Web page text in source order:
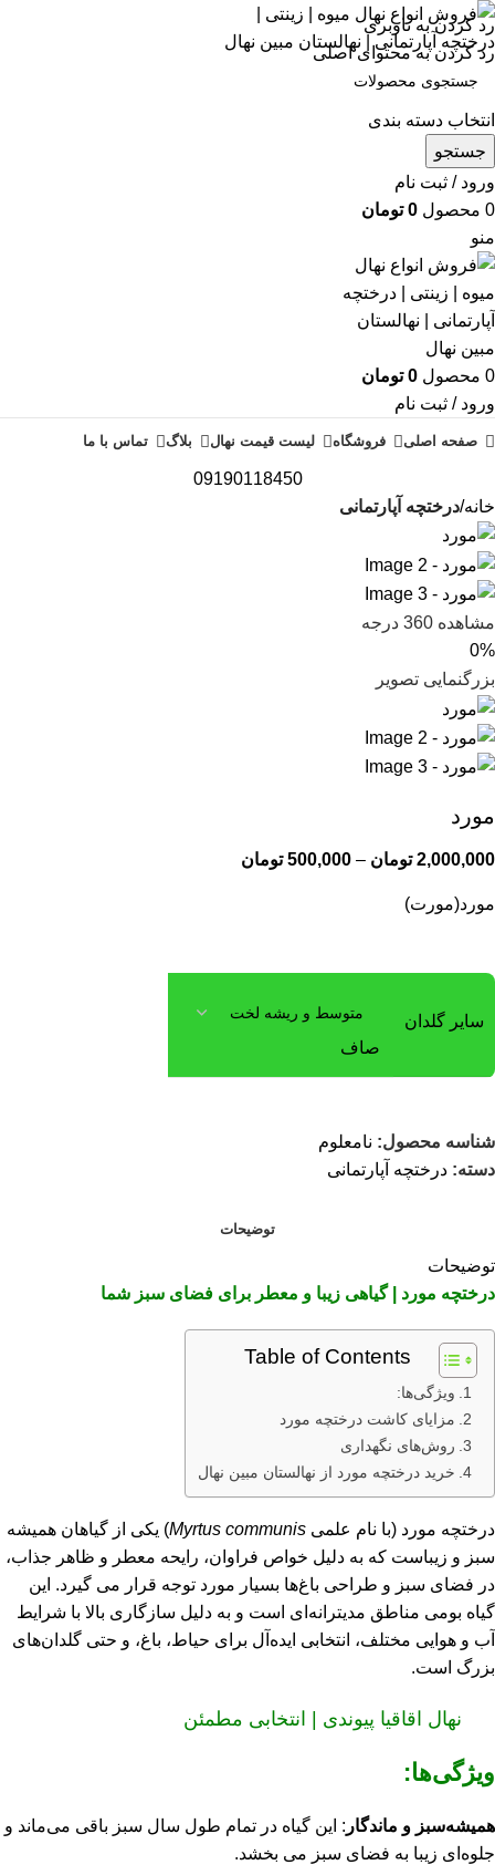
رد کردن به ناوبری
رد کردن به محتوای اصلی
انتخاب دسته بندی
جستجو
ورود / ثبت نام
0 محصول 0 تومان
منو
0 محصول 0 تومان
ورود / ثبت نام
صفحه اصلی فروشگاه لیست قیمت نهال بلاگ تماس با ما
09190118450
خانه درختچه آپارتمانی
مشاهده 360 درجه
0%
بزرگنمایی تصویر
مورد
2,000,000 تومان –
500,000 تومان
مورد(مورت)
سایر گلدان
صاف
شناسه محصول: نامعلوم
دسته: درختچه آپارتمانی
توضیحات
توضیحات
درختچه مورد | گیاهی زیبا و معطر برای فضای سبز شما
Table of Contents
ویژگی‌ها:
مزایای کاشت درختچه مورد
روش‌های نگهداری
خرید درختچه مورد از نهالستان مبین نهال
درختچه مورد (با نام علمی Myrtus communis) یکی از گیاهان همیشه‌
سبز و زیباست که به دلیل خواص فراوان، رایحه معطر و ظاهر جذاب،
در فضای سبز و طراحی باغ‌ها بسیار مورد توجه قرار می‌ گیرد. این
گیاه بومی مناطق مدیترانه‌ای است و به دلیل سازگاری بالا با شرایط
آب و هوایی مختلف، انتخابی ایده‌آل برای حیاط، باغ، و حتی گلدان‌های
بزرگ است.
نهال اقاقیا پیوندی | انتخابی مطمئن
ویژگی‌ها:
همیشه‌سبز و ماندگار : این گیاه در تمام طول سال سبز باقی می‌ماند و
جلوه‌ای زیبا به فضای سبز می‌ بخشد.